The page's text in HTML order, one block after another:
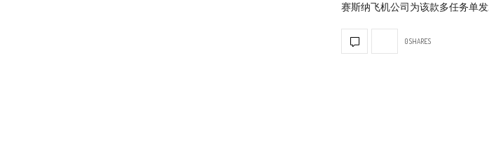
赛斯纳飞机公司为该款多任务单发…
0 SHARES